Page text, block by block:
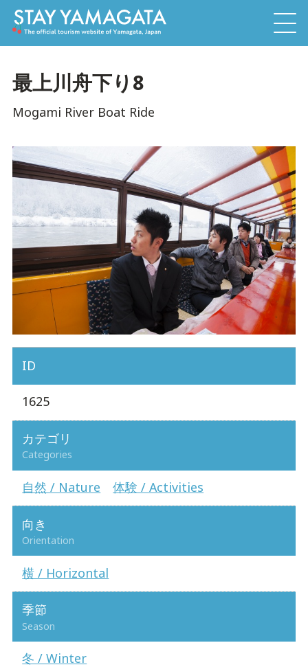
最上川舟下り8
Mogami River Boat Ride
ID
1625
カテゴリ
Categories
自然 / Nature
体験 / Activities
向き
Orientation
横 / Horizontal
季節
Season
冬 / Winter